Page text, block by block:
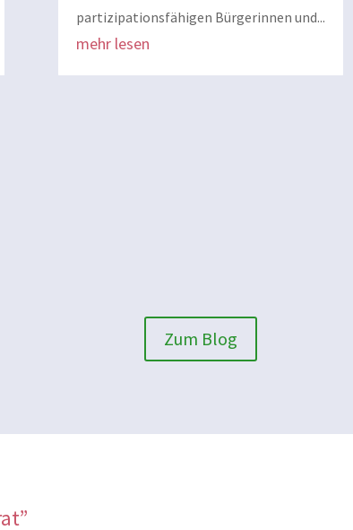
partizipationsfähigen Bürgerinnen und...
mehr lesen
Zum Blog